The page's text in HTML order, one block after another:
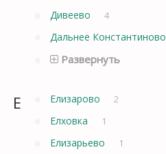
Дивеево 4
Дальнее Константиново
Развернуть
Е Елизарово 2
Елховка 1
Елизарьево 1